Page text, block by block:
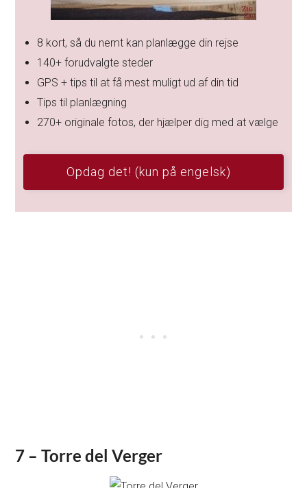
8 kort, så du nemt kan planlægge din rejse
140+ forudvalgte steder
GPS + tips til at få mest muligt ud af din tid
Tips til planlægning
270+ originale fotos, der hjælper dig med at vælge
Opdag det! (kun på engelsk)
7 – Torre del Verger